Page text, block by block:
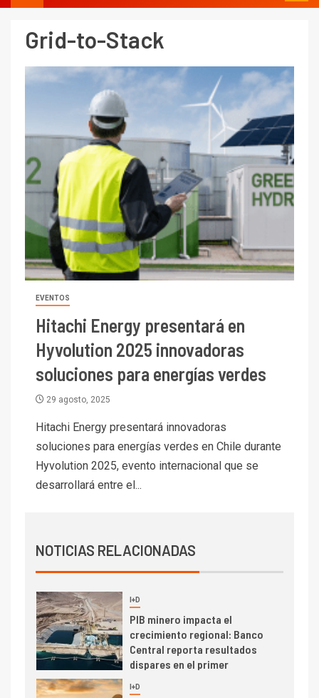
Grid-to-Stack
EVENTOS
Hitachi Energy presentará en
Hyvolution 2025 innovadoras
soluciones para energías verdes
29 agosto, 2025
Hitachi Energy presentará innovadoras
soluciones para energías verdes en Chile durante
Hyvolution 2025, evento internacional que se
desarrollará entre el...
NOTICIAS RELACIONADAS
PIB minero impacta el
Central reporta resultados
trimestre
4
Informe bimensual de
Cochilco: precio del cobre
alcanza máximos por escasez
de concentrados
I+D
Estudio revela cómo el precio
del cobre y educación superior
se relacionan en zonas
mineras
6 I+D
BHP proyecta producción de
I+D
6.670 millones y mejora sus
1 I+D
Codelco Ventanas prueba
camión 100% eléctrico para
transportar cátodos al Puerto
de San Antonio
Producción minera en mayo de
2026 cae 10,6%
3 I+D
PIB minero impacta el
crecimiento regional: Banco
Central reporta resultados
dispares en el primer
4 I+D